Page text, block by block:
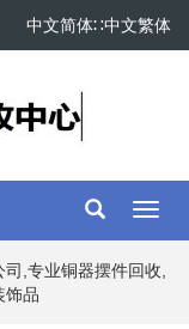
中文繁体
∷
中文简体
,专业铜器摆件回收,
饰品